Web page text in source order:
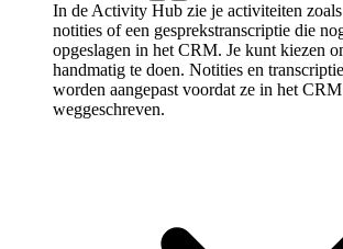
In de Activity Hub zie je activiteiten
notities of een gespreks­transcriptie die
opgeslagen in het CRM. Je kunt kiezen
handmatig te doen. Notities en
worden aangepast voordat ze in het
weggeschreven.